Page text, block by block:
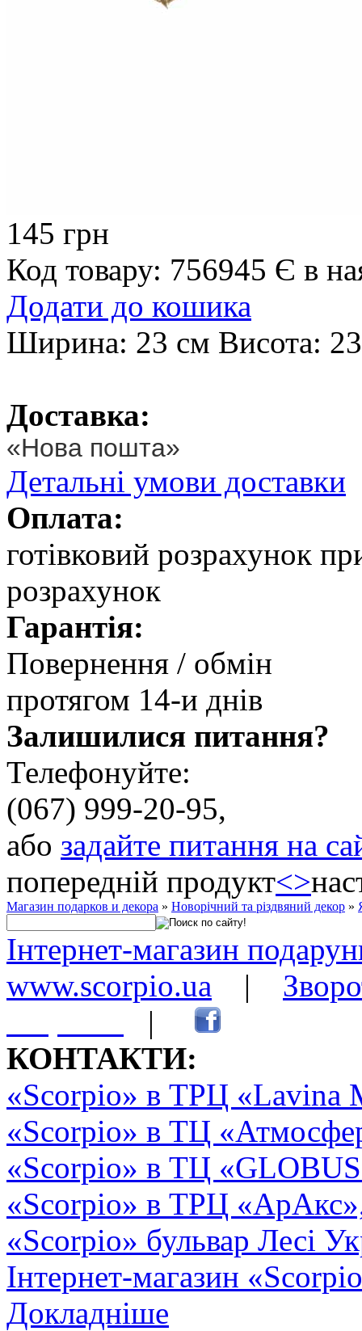
145 грн
Код товару: 756945 Є в
Додати до кошика
Ширина: 23 см Висота:
Доставка:
«Нова пошта»
Детальні умови доставки
Оплата:
готівковий розрахунок
розрахунок
Гарантія:
Повернення / обмін
протягом 14-и днів
Залишилися питання?
Телефонуйте:
(067) 999-20-95,
або задайте питання на
попередній продукт<>
Магазин подарков и декора » Новорічний та різдвяний декор »
Інтернет-магазин
www.scorpio.ua |
|
КОНТАКТИ:
«Scorpio» в ТРЦ «Lavina
«Scorpio» в ТЦ
«Scorpio» в ТЦ
«Scorpio» в ТРЦ
«Scorpio» бульвар Лесі
Інтернет-магазин
Докладніше